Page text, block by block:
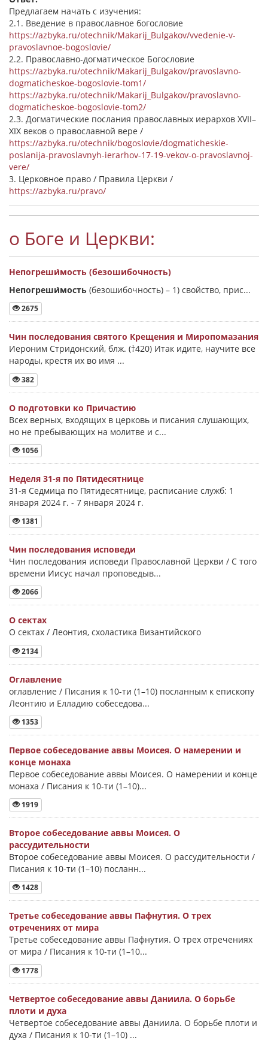
Предлагаем начать с изучения:
2.1. Введение в православное богословие
https://azbyka.ru/otechnik/Makarij_Bulgakov/vvedenie-v-
pravoslavnoe-bogoslovie/
2.2. Православно-догматическое Богословие
https://azbyka.ru/otechnik/Makarij_Bulgakov/pravoslavno-
dogmaticheskoe-bogoslovie-tom1/
https://azbyka.ru/otechnik/Makarij_Bulgakov/pravoslavno-
dogmaticheskoe-bogoslovie-tom2/
2.3. Догматические послания православных иерархов XVII–
XIX веков о православной вере /
https://azbyka.ru/otechnik/bogoslovie/dogmaticheskie-
poslanija-pravoslavnyh-ierarhov-17-19-vekov-o-pravoslavnoj-
vere/
3. Церковное право / Правила Церкви /
https://azbyka.ru/pravo/
о Боге и Церкви:
Непогреши́мость (безошибочность)
Непогреши́мость (безошибочность) – 1) свойство, прис...
2675
Чин последования святого Крещения и Миропомазания
Иероним Стридонский, блж. (†420) Итак идите, научите все
народы, крестя их во имя ...
382
О подготовки ко Причастию
Всех верных, входящих в церковь и писания слушающих,
но не пребывающих на молитве и с...
1056
Неделя 31-я по Пятидесятнице
31-я Седмица по Пятидесятнице, расписание служб: 1
января 2024 г. - 7 января 2024 г.
1381
Чин последования исповеди
Чин последования исповеди Православной Церкви / С того
времени Иисус начал проповедыв...
2066
О сектах
О сектах / Леонтия, схоластика Византийского
2134
Оглавление
оглавление / Писания к 10-ти (1–10) посланным к епископу
Леонтию и Елладию собеседова...
1353
Первое собеседование аввы Моисея. О намерении и
конце монаха
Первое собеседование аввы Моисея. О намерении и конце
монаха / Писания к 10-ти (1–10)...
1919
Второе собеседование аввы Моисея. О
рассудительности
Второе собеседование аввы Моисея. О рассудительности /
Писания к 10-ти (1–10) посланн...
1428
Третье собеседование аввы Пафнутия. О трех
отречениях от мира
Третье собеседование аввы Пафнутия. О трех отречениях
от мира / Писания к 10-ти (1–10...
1778
Четвертое собеседование аввы Даниила. О борьбе
плоти и духа
Четвертое собеседование аввы Даниила. О борьбе плоти и
духа / Писания к 10-ти (1–10) ...